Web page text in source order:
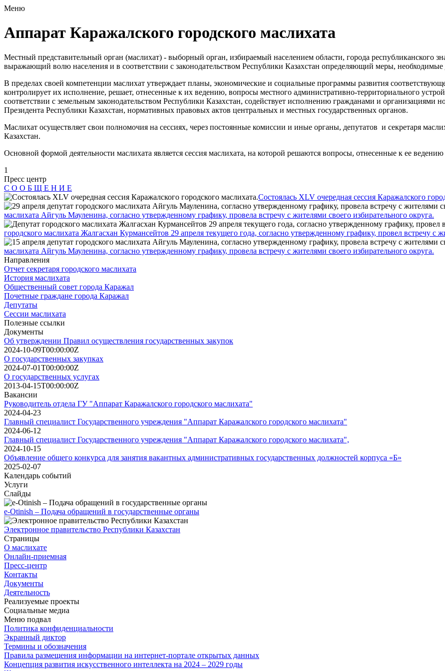
Меню
Аппарат Каражалского городского маслихата
Местный представительный орган (маслихат) - выборный орган, избираемый населением области, города республиканского
выражающий волю населения и в соответствии с законодательством Республики Казахстан определяющий меры,
В пределах своей компетенции маслихат утверждает планы, экономические и социальные программы развития
контролирует их исполнение, решает, отнесенные к их ведению, вопросы местного административно-территориального
соответствии с земельным законодательством Республики Казахстан, содействует исполнению гражданами и организациями
Президента Республики Казахстан, нормативных правовых актов центральных и местных государственных органов.
Маслихат осуществляет свои полномочия на сессиях, через постоянные комиссии и иные органы, депутатов и секретаря
Казахстан.
Основной формой деятельности маслихата является сессия маслихата, на которой решаются вопросы, отнесенные к ее ведению
1
Пресс центр
С О О Б Щ Е Н И Е
Состоялась XLV очередная сессия Каражалского
маслихата Айгуль Мауленина, согласно утвержденному графику, провела встречу с жителями своего избирательного округа.
городского маслихата Жалгасхан Курмансейтов 29 апреля текущего года, согласно утвержденному графику, провел встречу с
маслихата Айгуль Мауленина, согласно утвержденному графику, провела встречу с жителями своего избирательного округа.
Направления
Отчет секретаря городского маслихата
История маслихата
Общественный совет города Каражал
Почетные граждане города Каражал
Депутаты
Сессии маслихата
Полезные ссылки
Документы
Об утверждении Правил осуществления государственных закупок
2024-10-09T00:00:00Z
О государственных закупках
2024-07-01T00:00:00Z
О государственных услугах
2013-04-15T00:00:00Z
Вакансии
Руководитель отдела ГУ "Аппарат Каражалского городского маслихата"
2024-04-23
Главный специалист Государственного учреждения "Аппарат Каражалского городского маслихата"
2024-06-12
Главный специалист Государственного учреждения "Аппарат Каражалского городского маслихата",
2024-10-15
Объявление общего конкурса для занятия вакантных административных государственных должностей корпуса «Б»
2025-02-07
Календарь событий
Услуги
Слайды
e-Otinish – Подача обращений в государственные органы
Электронное правительство Республики Казахстан
Страницы
О маслихате
Онлайн-приемная
Пресс-центр
Контакты
Документы
Деятельность
Реализуемые проекты
Социальные медиа
Меню подвал
Политика конфиденциальности
Экранный диктор
Термины и обозначения
Правила размещения информации на интернет-портале открытых данных
Концепция развития искусственного интеллекта на 2024 – 2029 годы